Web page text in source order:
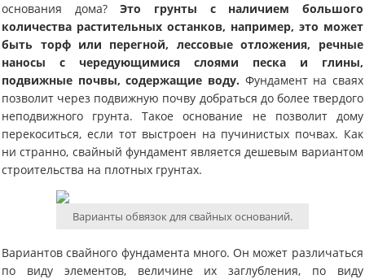
основания дома?Это грунты с наличием большого
количества растительных останков, например, это может
быть торф или перегной, лессовые отложения, речные
наносы с чередующимися слоями песка и глины,
подвижные почвы, содержащие воду. Фундамент на сваях
позволит через подвижную почву добраться до более твердого
неподвижного грунта. Такое основание не позволит дому
перекоситься, если тот выстроен на пучинистых почвах. Как
ни странно, свайный фундамент является дешевым вариантом
строительства на плотных грунтах.
Варианты обвязок для свайных оснований.
Вариантов свайного фундамента много. Он может различаться
по виду элементов, величине их заглубления, по виду